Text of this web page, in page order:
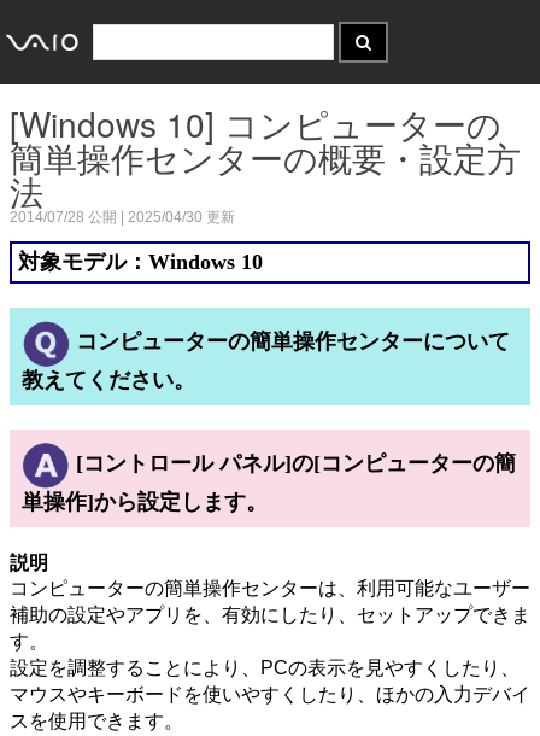
[Windows 10] コンピューターの
簡単操作センターの概要・設定方
法
2014/07/28 公開 | 2025/04/30 更新
対象モデル：Windows 10
コンピューターの簡単操作センターについて
教えてください。
[コントロール パネル]の[コンピューターの簡
単操作]から設定します。
説明
コンピューターの簡単操作センターは、利用可能なユーザー
補助の設定やアプリを、有効にしたり、セットアップできま
す。
設定を調整することにより、PCの表示を見やすくしたり、
マウスやキーボードを使いやすくしたり、ほかの入力デバイ
スを使用できます。